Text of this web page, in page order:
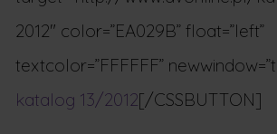
2012″ color=”EA029B” float=”left”
textcolor=”FFFFFF”
katalog 13/2012[/CSSBUTTON]